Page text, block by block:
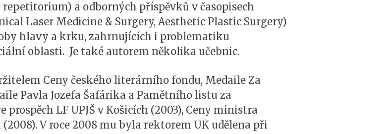
a odborných příspěvků v časopisech
Laser Medicine & Surgery, Aesthetic Plastic Surgery)
hlavy a krku, zahrnujících i problematiku
oblasti. Je také autorem několika učebnic.
Ceny českého literárního fondu, Medaile Za
Pavla Jozefa Šafárika a Pamětního listu za
LF UPJŠ v Košicích (2003), Ceny ministra
V roce 2008 mu byla rektorem UK udělena při